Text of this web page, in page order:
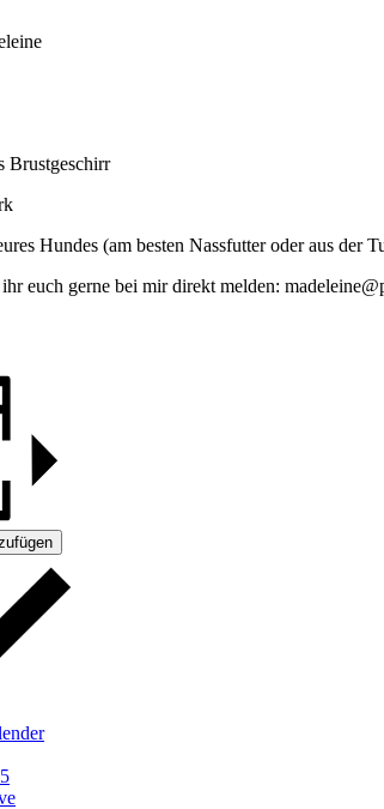
Brustgeschirr
Hundes (am besten Nassfutter oder aus der
euch gerne bei mir direkt melden: